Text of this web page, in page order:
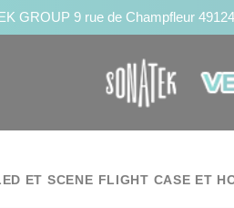
GROUP 9 rue de Champfleur
ET SCENE FLIGHT CASE ET